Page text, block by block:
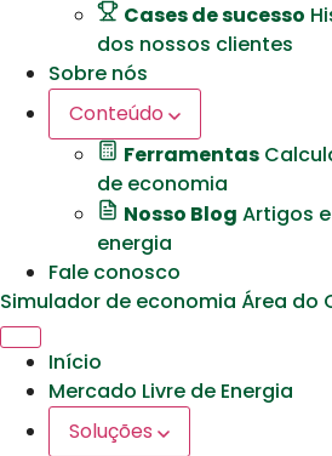
Cases de sucesso
dos nossos clientes
Sobre nós
Conteúdo
Ferramentas
de economia
Nosso Blog Artigos
energia
Fale conosco
Simulador de economia Área do
Início
Mercado Livre de Energia
Soluções